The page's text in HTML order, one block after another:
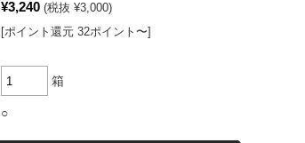
¥3,240 (税抜 ¥3,000)
[ポイント還元 32ポイント〜]
箱
○